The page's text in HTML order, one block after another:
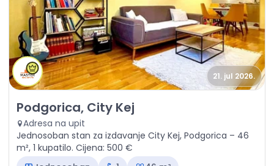
21. jul 2026.
Izdavanje - Stan Podgorica, City Kej
Podgorica, City Kej
Adresa na upit
Jednosoban stan za izdavanje City Kej, Podgorica – 46
m², 1 kupatilo. Cijena: 500 €